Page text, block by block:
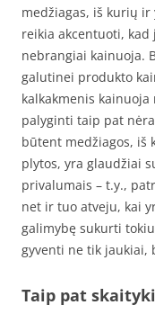
medžiagas, iš kurių
reikia akcentuoti,
nebrangiai kainuoja.
galutinei produkto
kalkakmenis
palyginti taip pat
būtent medžiagos, iš
plytos, yra glaudžiai
privalumais – t.y.,
net ir tuo atveju, kai
galimybę sukurti
gyventi ne tik jaukiai,
Taip pat